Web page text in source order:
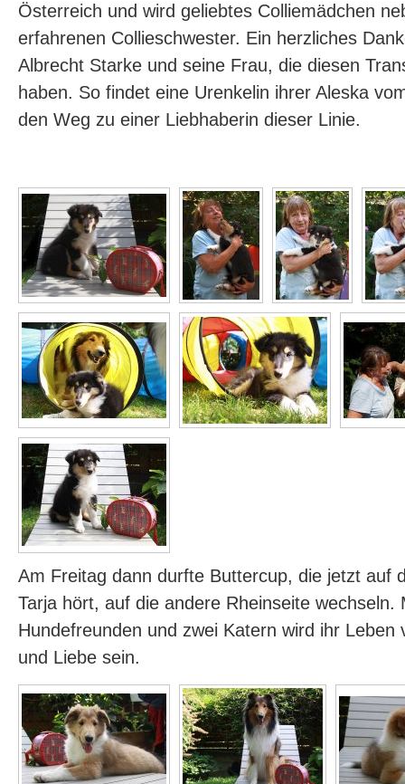
Österreich und wird geliebtes Colliemädchen
erfahrenen Collieschwester. Ein herzliches
Albrecht Starke und seine Frau, die diesen
haben. So findet eine Urenkelin ihrer Aleska
den Weg zu einer Liebhaberin dieser Linie.
Am Freitag dann durfte Buttercup, die jetzt auf
Tarja hört, auf die andere Rheinseite wechseln.
Hundefreunden und zwei Katern wird ihr Leben
und Liebe sein.